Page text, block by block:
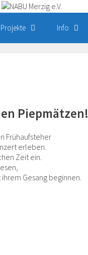
Projekte Info
Piepmätzen!
Frühaufsteher
erleben.
Zeit ein.
Gesang beginnen.